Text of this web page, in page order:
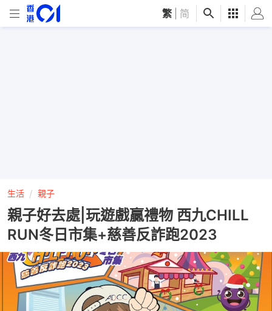
繁 简
生活 親子
親子好去處|玩遊戲贏禮物 西九CHILL
RUN冬日市集+慈善反詐跑2023